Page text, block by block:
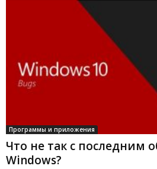
Программы и приложения
Что не так с последним
Windows?